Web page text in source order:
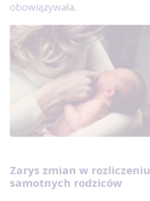
obowiązywała.
Zarys zmian w rozliczeniu
samotnych rodziców